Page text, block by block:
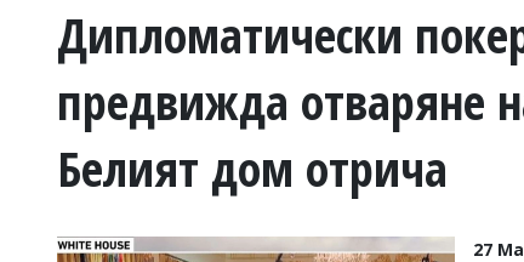
ВОЙНАТА
УКРАЙНА
РАЗСЛЕДВАНЕ
БИЗНЕС
Дипломатически
предвижда отваряне
Белият дом отрича
27